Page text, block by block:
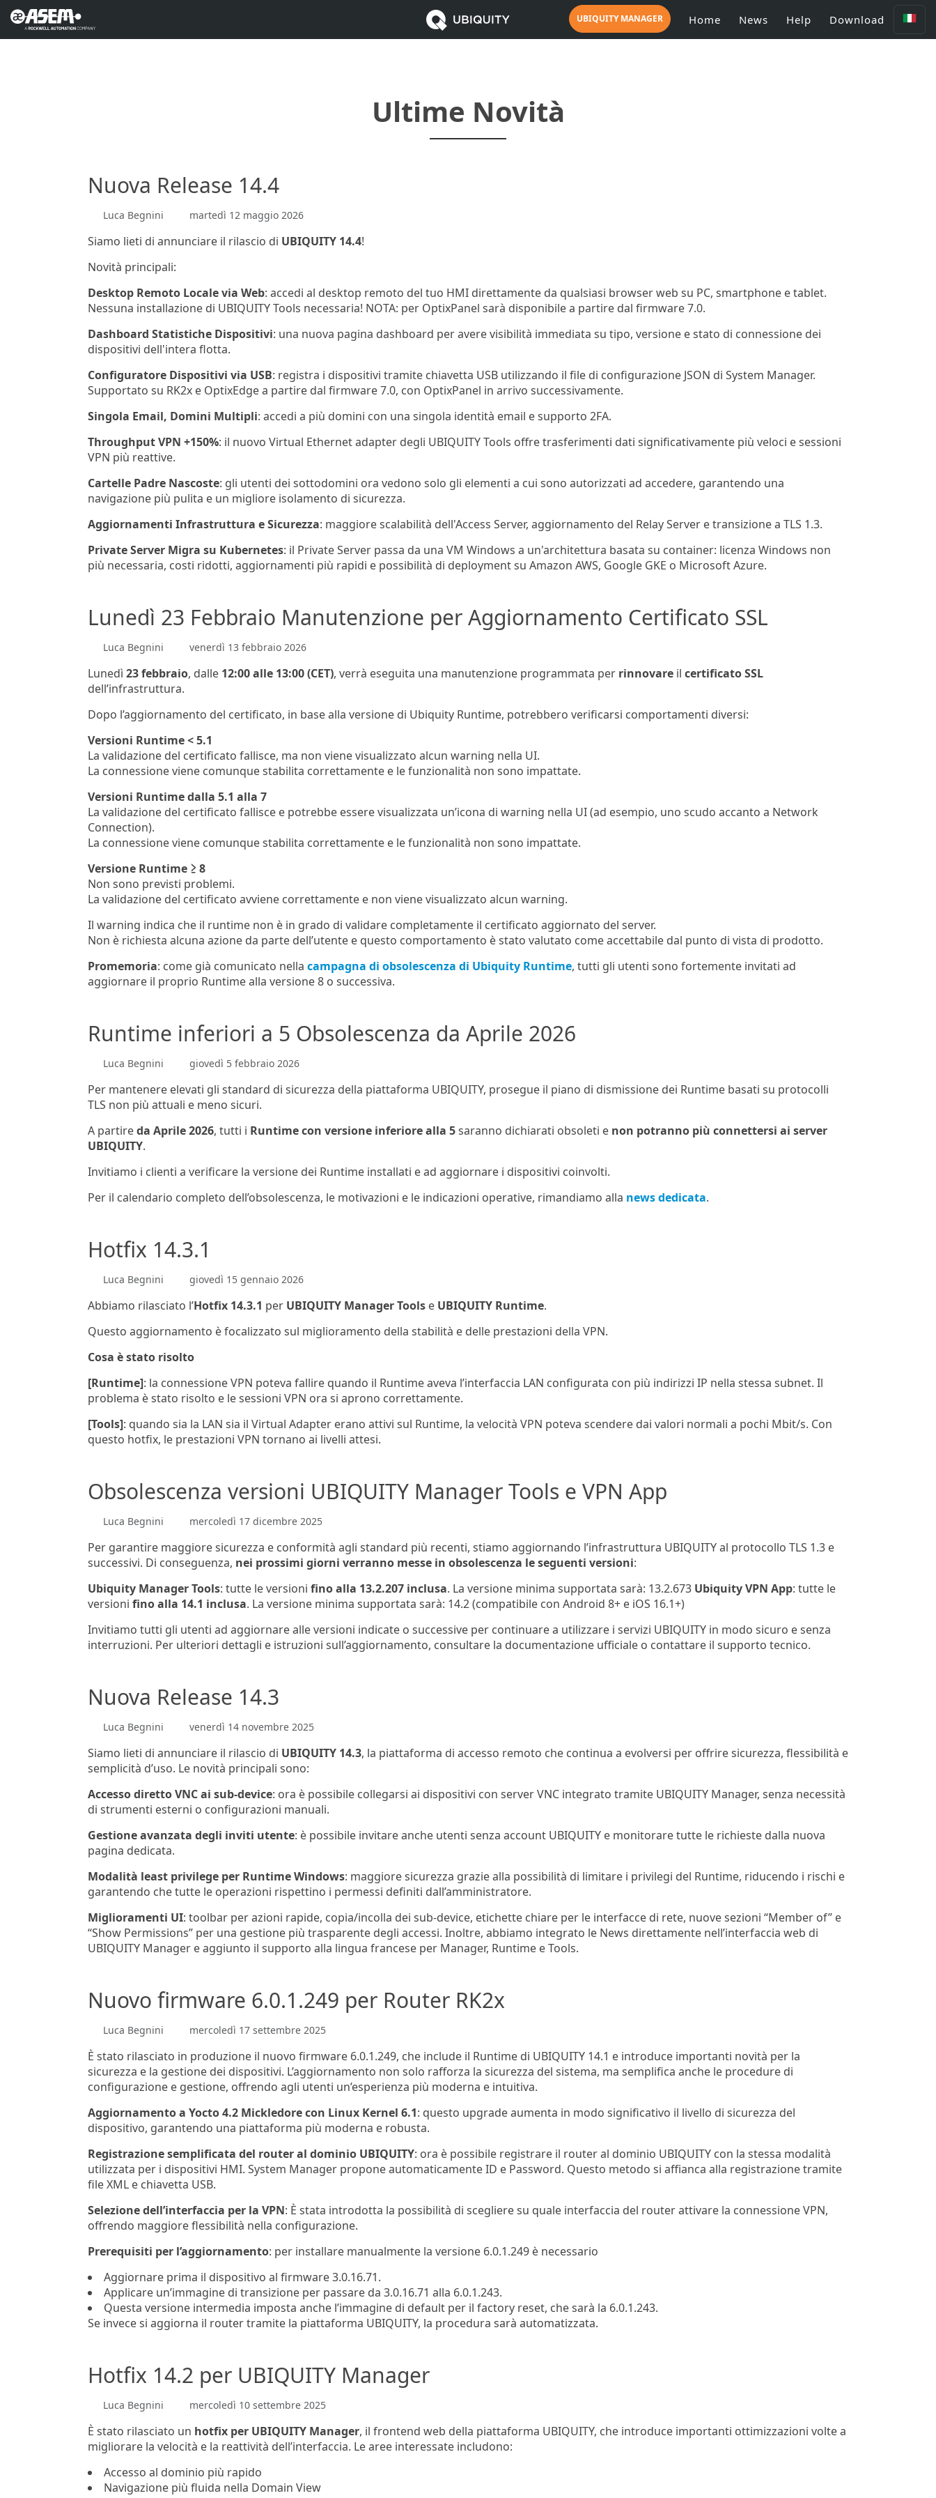
UBIQUITY MANAGER Home News Help Download
Ultime Novità
Nuova Release 14.4
Luca Begnini martedì 12 maggio 2026
Siamo lieti di annunciare il rilascio di UBIQUITY 14.4!
Novità principali:
Desktop Remoto Locale via Web: accedi al desktop remoto del tuo HMI direttamente da qualsiasi browser web su PC, smartphone e tablet.
Nessuna installazione di UBIQUITY Tools necessaria! NOTA: per OptixPanel sarà disponibile a partire dal firmware 7.0.
Dashboard Statistiche Dispositivi: una nuova pagina dashboard per avere visibilità immediata su tipo, versione e stato di connessione dei
dispositivi dell'intera flotta.
Configuratore Dispositivi via USB: registra i dispositivi tramite chiavetta USB utilizzando il file di configurazione JSON di System Manager.
Supportato su RK2x e OptixEdge a partire dal firmware 7.0, con OptixPanel in arrivo successivamente.
Singola Email, Domini Multipli: accedi a più domini con una singola identità email e supporto 2FA.
Throughput VPN +150%: il nuovo Virtual Ethernet adapter degli UBIQUITY Tools offre trasferimenti dati significativamente più veloci e sessioni
VPN più reattive.
Cartelle Padre Nascoste: gli utenti dei sottodomini ora vedono solo gli elementi a cui sono autorizzati ad accedere, garantendo una
navigazione più pulita e un migliore isolamento di sicurezza.
Aggiornamenti Infrastruttura e Sicurezza: maggiore scalabilità dell'Access Server, aggiornamento del Relay Server e transizione a TLS 1.3.
Private Server Migra su Kubernetes: il Private Server passa da una VM Windows a un'architettura basata su container: licenza Windows non
più necessaria, costi ridotti, aggiornamenti più rapidi e possibilità di deployment su Amazon AWS, Google GKE o Microsoft Azure.
Lunedì 23 Febbraio Manutenzione per Aggiornamento Certificato SSL
Luca Begnini venerdì 13 febbraio 2026
Lunedì 23 febbraio, dalle 12:00 alle 13:00 (CET), verrà eseguita una manutenzione programmata per rinnovare il certificato SSL
dell’infrastruttura.
Dopo l’aggiornamento del certificato, in base alla versione di Ubiquity Runtime, potrebbero verificarsi comportamenti diversi:
Versioni Runtime < 5.1
La validazione del certificato fallisce, ma non viene visualizzato alcun warning nella UI.
La connessione viene comunque stabilita correttamente e le funzionalità non sono impattate.
Versioni Runtime dalla 5.1 alla 7
La validazione del certificato fallisce e potrebbe essere visualizzata un’icona di warning nella UI (ad esempio, uno scudo accanto a Network
Connection).
La connessione viene comunque stabilita correttamente e le funzionalità non sono impattate.
Versione Runtime ≥ 8
Non sono previsti problemi.
La validazione del certificato avviene correttamente e non viene visualizzato alcun warning.
Il warning indica che il runtime non è in grado di validare completamente il certificato aggiornato del server.
Non è richiesta alcuna azione da parte dell’utente e questo comportamento è stato valutato come accettabile dal punto di vista di prodotto.
Promemoria: come già comunicato nella campagna di obsolescenza di Ubiquity Runtime, tutti gli utenti sono fortemente invitati ad
aggiornare il proprio Runtime alla versione 8 o successiva.
Runtime inferiori a 5 Obsolescenza da Aprile 2026
Luca Begnini giovedì 5 febbraio 2026
Per mantenere elevati gli standard di sicurezza della piattaforma UBIQUITY, prosegue il piano di dismissione dei Runtime basati su protocolli
TLS non più attuali e meno sicuri.
A partireda Aprile 2026, tutti i Runtime con versione inferiore alla 5saranno dichiarati obsoleti e non potranno più connettersi ai server
UBIQUITY.
Invitiamo i clienti a verificare la versione dei Runtime installati e ad aggiornare i dispositivi coinvolti.
Per il calendario completo dell’obsolescenza, le motivazioni e le indicazioni operative, rimandiamo alla news dedicata.
Hotfix 14.3.1
Luca Begnini giovedì 15 gennaio 2026
Abbiamo rilasciato l’Hotfix 14.3.1 per UBIQUITY Manager Tools e UBIQUITY Runtime.
Questo aggiornamento è focalizzato sul miglioramento della stabilità e delle prestazioni della VPN.
Cosa è stato risolto
[Runtime]: la connessione VPN poteva fallire quando il Runtime aveva l’interfaccia LAN configurata con più indirizzi IP nella stessa subnet. Il
problema è stato risolto e le sessioni VPN ora si aprono correttamente.
[Tools]: quando sia la LAN sia il Virtual Adapter erano attivi sul Runtime, la velocità VPN poteva scendere dai valori normali a pochi Mbit/s. Con
questo hotfix, le prestazioni VPN tornano ai livelli attesi.
Obsolescenza versioni UBIQUITY Manager Tools e VPN App
Luca Begnini mercoledì 17 dicembre 2025
Per garantire maggiore sicurezza e conformità agli standard più recenti, stiamo aggiornando l’infrastruttura UBIQUITY al protocollo TLS 1.3 e
successivi. Di conseguenza, nei prossimi giorni verranno messe in obsolescenza le seguenti versioni:
Ubiquity Manager Tools: tutte le versioni fino alla 13.2.207 inclusa. La versione minima supportata sarà: 13.2.673 Ubiquity VPN App: tutte le
versioni fino alla 14.1 inclusa. La versione minima supportata sarà: 14.2 (compatibile con Android 8+ e iOS 16.1+)
Invitiamo tutti gli utenti ad aggiornare alle versioni indicate o successive per continuare a utilizzare i servizi UBIQUITY in modo sicuro e senza
interruzioni. Per ulteriori dettagli e istruzioni sull’aggiornamento, consultare la documentazione ufficiale o contattare il supporto tecnico.
Nuova Release 14.3
Luca Begnini venerdì 14 novembre 2025
Siamo lieti di annunciare il rilascio di UBIQUITY 14.3, la piattaforma di accesso remoto che continua a evolversi per offrire sicurezza, flessibilità e
semplicità d’uso. Le novità principali sono:
Accesso diretto VNC ai sub-device: ora è possibile collegarsi ai dispositivi con server VNC integrato tramite UBIQUITY Manager, senza necessità
di strumenti esterni o configurazioni manuali.
Gestione avanzata degli inviti utente: è possibile invitare anche utenti senza account UBIQUITY e monitorare tutte le richieste dalla nuova
pagina dedicata.
Modalità least privilege per Runtime Windows: maggiore sicurezza grazie alla possibilità di limitare i privilegi del Runtime, riducendo i rischi e
garantendo che tutte le operazioni rispettino i permessi definiti dall’amministratore.
Miglioramenti UI: toolbar per azioni rapide, copia/incolla dei sub-device, etichette chiare per le interfacce di rete, nuove sezioni “Member of” e
“Show Permissions” per una gestione più trasparente degli accessi. Inoltre, abbiamo integrato le News direttamente nell’interfaccia web di
UBIQUITY Manager e aggiunto il supporto alla lingua francese per Manager, Runtime e Tools.
Nuovo firmware 6.0.1.249 per Router RK2x
Luca Begnini mercoledì 17 settembre 2025
È stato rilasciato in produzione il nuovo firmware 6.0.1.249, che include il Runtime di UBIQUITY 14.1 e introduce importanti novità per la
sicurezza e la gestione dei dispositivi. L’aggiornamento non solo rafforza la sicurezza del sistema, ma semplifica anche le procedure di
configurazione e gestione, offrendo agli utenti un’esperienza più moderna e intuitiva.
Aggiornamento a Yocto 4.2 Mickledore con Linux Kernel 6.1: questo upgrade aumenta in modo significativo il livello di sicurezza del
dispositivo, garantendo una piattaforma più moderna e robusta.
Registrazione semplificata del router al dominio UBIQUITY: ora è possibile registrare il router al dominio UBIQUITY con la stessa modalità
utilizzata per i dispositivi HMI. System Manager propone automaticamente ID e Password. Questo metodo si affianca alla registrazione tramite
file XML e chiavetta USB.
Selezione dell’interfaccia per la VPN: È stata introdotta la possibilità di scegliere su quale interfaccia del router attivare la connessione VPN,
offrendo maggiore flessibilità nella configurazione.
Prerequisiti per l’aggiornamento: per installare manualmente la versione 6.0.1.249 è necessario
Aggiornare prima il dispositivo al firmware 3.0.16.71.
Applicare un’immagine di transizione per passare da 3.0.16.71 alla 6.0.1.243.
Questa versione intermedia imposta anche l’immagine di default per il factory reset, che sarà la 6.0.1.243.
Se invece si aggiorna il router tramite la piattaforma UBIQUITY, la procedura sarà automatizzata.
Hotfix 14.2 per UBIQUITY Manager
Luca Begnini mercoledì 10 settembre 2025
È stato rilasciato un hotfix per UBIQUITY Manager, il frontend web della piattaforma UBIQUITY, che introduce importanti ottimizzazioni volte a
migliorare la velocità e la reattività dell’interfaccia. Le aree interessate includono:
Accesso al dominio più rapido
Navigazione più fluida nella Domain View